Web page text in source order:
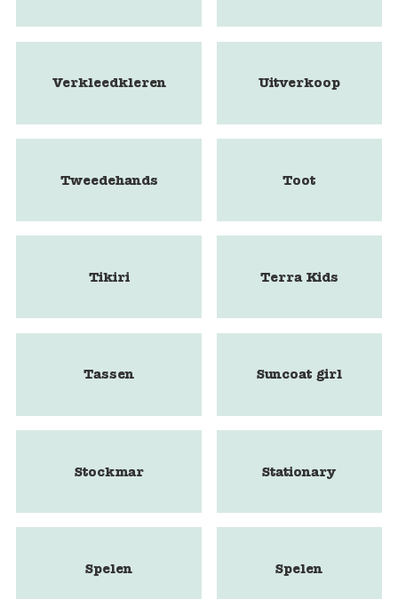
Verkleedkleren Uitverkoop
Tweedehands Toot
Tikiri Terra Kids
Tassen Suncoat girl
Stockmar Stationary
Spelen Spelen